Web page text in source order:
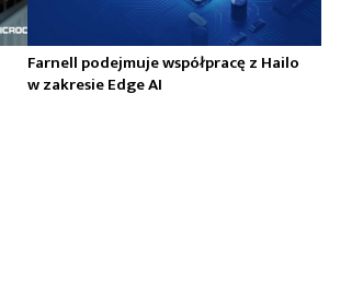
Farnell podejmuje współpracę z Hailo
w zakresie Edge AI